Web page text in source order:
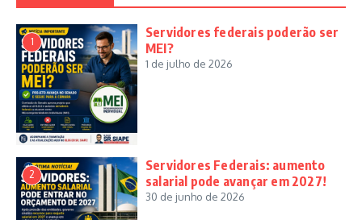
1
Servidores federais poderão ser
MEI?
1 de julho de 2026
2
Servidores Federais: aumento
salarial pode avançar em 2027!
30 de junho de 2026